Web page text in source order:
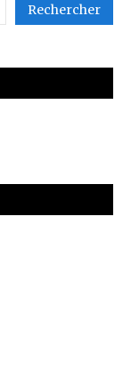
Rechercher